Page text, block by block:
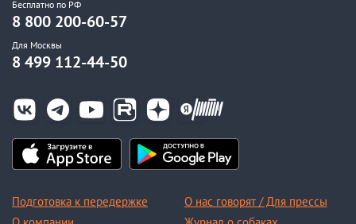
Бесплатно по РФ
8 800 200-60-57
Для Москвы
8 499 112-44-50
Подготовка к передержке
О нас говорят / Для прессы